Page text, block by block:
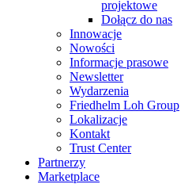
projektowe
Dołącz do nas
Innowacje
Nowości
Informacje prasowe
Newsletter
Wydarzenia
Friedhelm Loh Group
Lokalizacje
Kontakt
Trust Center
Partnerzy
Marketplace